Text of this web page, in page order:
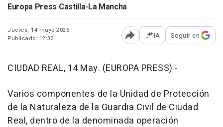
Europa Press Castilla-La Mancha
Jueves, 14 mayo 2026
Publicado: 12:32
Abrir opciones para
IA Seguir en
CIUDAD REAL, 14 May. (EUROPA PRESS) -
Varios componentes de la Unidad de Protección
de la Naturaleza de la Guardia Civil de Ciudad
Real, dentro de la denominada operación